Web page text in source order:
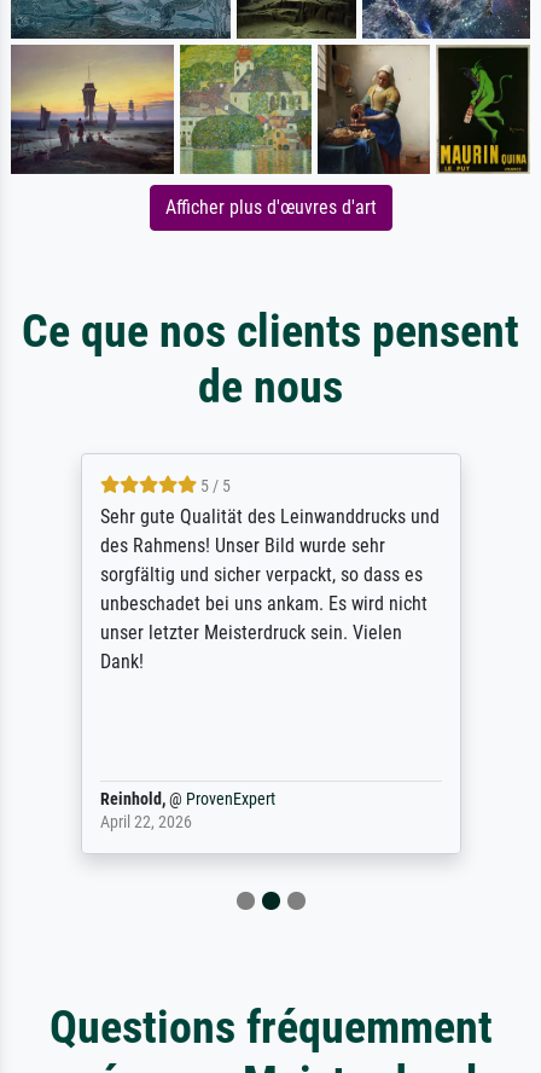
Afficher plus d'œuvres d'art
Ce que nos clients pensent
de nous
5 / 5
Sehr gute Qualität des Leinwanddrucks und
des Rahmens! Unser Bild wurde sehr
sorgfältig und sicher verpackt, so dass es
unbeschadet bei uns ankam. Es wird nicht
unser letzter Meisterdruck sein. Vielen
Dank!
Reinhold,@ ProvenExpert
April 22, 2026
Questions fréquemment